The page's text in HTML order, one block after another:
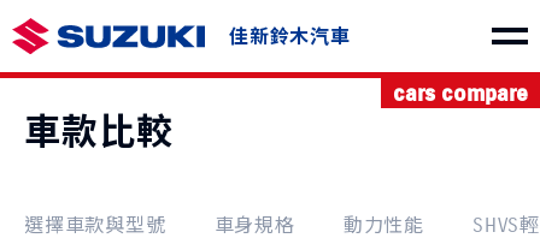
佳新鈴木汽車
車款介紹
車款比較
cars compare
選擇車款與型號 車身規格 動力性能 SHVS